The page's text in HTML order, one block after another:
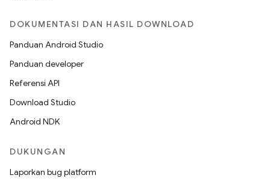
DOKUMENTASI DAN HASIL DOWNLOAD
Panduan Android Studio
Panduan developer
Referensi API
Download Studio
Android NDK
DUKUNGAN
Laporkan bug platform